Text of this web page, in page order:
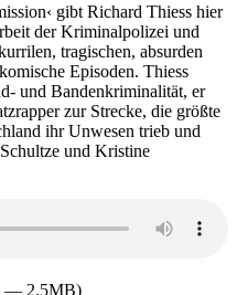
gibt Richard Thiess hier
der Kriminalpolizei und
tragischen, absurden
Episoden. Thiess
und Bandenkriminalität, er
zur Strecke, die größte
ihr Unwesen trieb und
und Kristine
— 2.5MB)